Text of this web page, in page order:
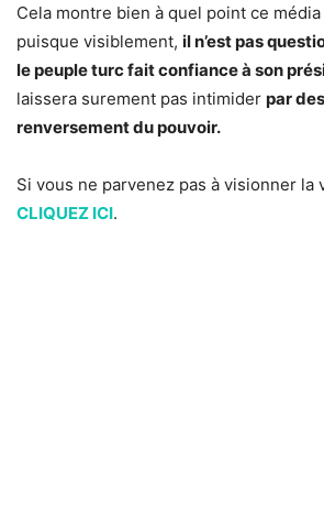
Cela montre bien à quel point ce
puisque visiblement, il n’est pas
le peuple turc fait confiance à son
laissera surement pas intimider par
renversement du pouvoir.
Si vous ne parvenez pas à visionner la
CLIQUEZ ICI.